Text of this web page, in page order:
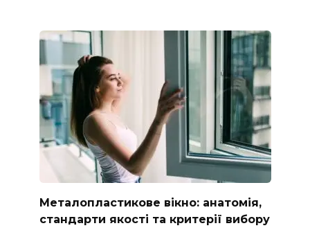
Металопластикове вікно: анатомія,
стандарти якості та критерії вибору